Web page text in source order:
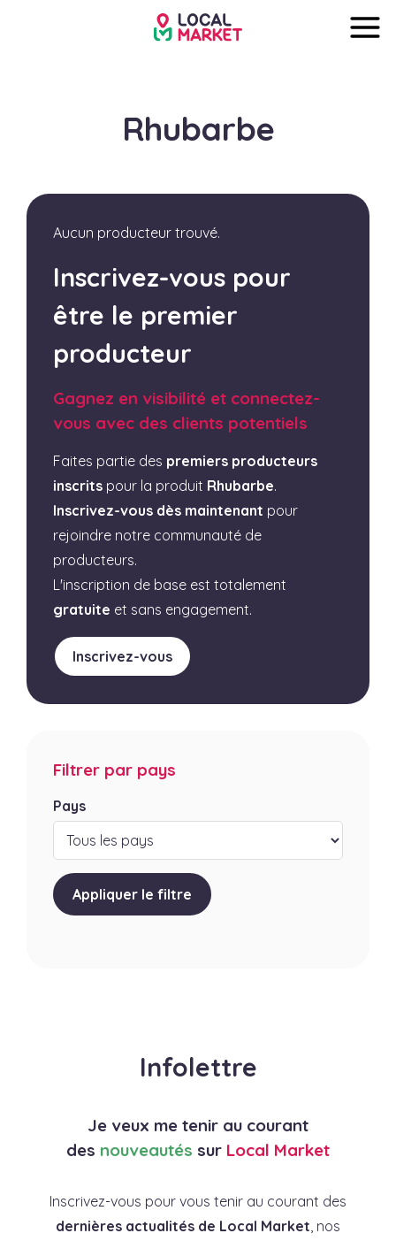
Rhubarbe
Aucun producteur trouvé.
Inscrivez-vous pour
être le premier
producteur
Gagnez en visibilité et connectez-
vous avec des clients potentiels
Faites partie des premiers producteurs
inscrits pour la produit Rhubarbe.
Inscrivez-vous dès maintenant pour
rejoindre notre communauté de
producteurs.
L'inscription de base est totalement
gratuite et sans engagement.
Inscrivez-vous
Filtrer par pays
Pays
Appliquer le filtre
Infolettre
Je veux me tenir au courant
des nouveautés sur Local Market
Inscrivez-vous pour vous tenir au courant des
dernières actualités de Local Market, nos